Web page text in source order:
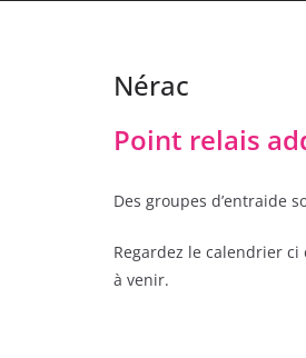
Nérac
Point relais
Des groupes d’entraide
Regardez le calendrier
à venir.